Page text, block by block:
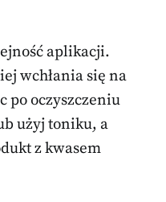
aplikacji.
wchłania się na
po oczyszczeniu
użyj toniku, a
z kwasem